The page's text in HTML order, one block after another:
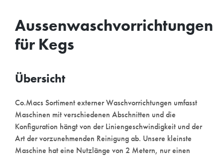
Aussenwaschvorrichtungen
für Kegs
Übersicht
Co.Macs Sortiment externer Waschvorrichtungen umfasst
Maschinen mit verschiedenen Abschnitten und die
Konfiguration hängt von der Liniengeschwindigkeit und der
Art der vorzunehmenden Reinigung ab. Unsere kleinste
Maschine hat eine Nutzlänge von 2 Metern, nur einen